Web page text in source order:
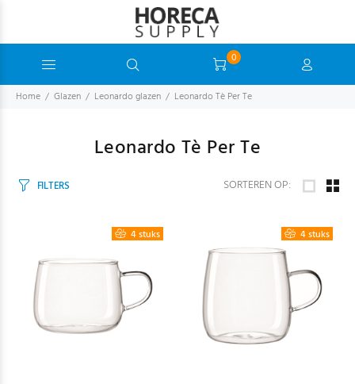
0
Home Glazen Leonardo glazen Leonardo Tè Per Te
Leonardo Tè Per Te
FILTERS SORTEREN OP:
4 stuks 4 stuks